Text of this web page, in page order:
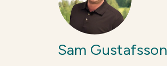
Sam Gustafsson